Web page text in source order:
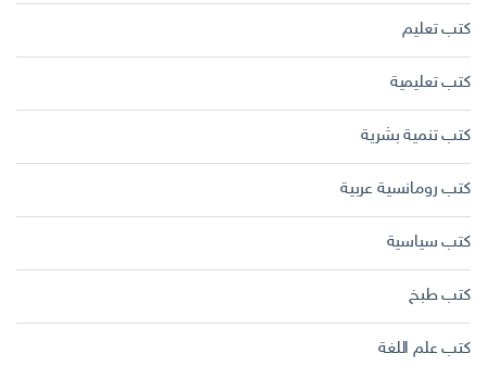
كتب تعليم
كتب تعليمية
كتب تنمية بشرية
كتب رومانسية عربية
كتب سياسية
كتب طبخ
كتب علم اللغة